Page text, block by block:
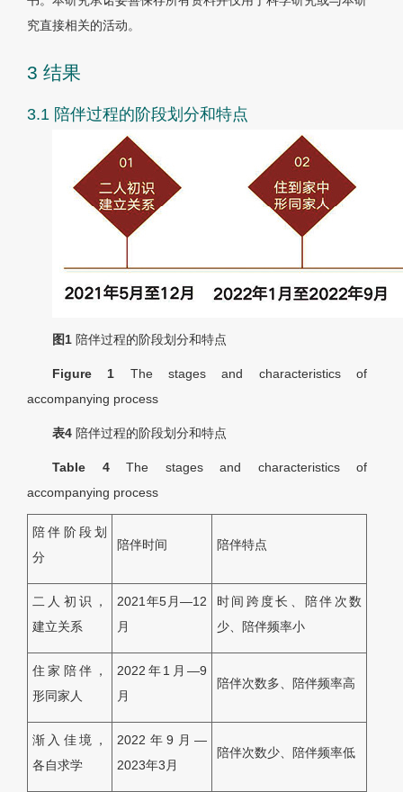
究直接相关的活动。
3 结果
3.1 陪伴过程的阶段划分和特点
图1 陪伴过程的阶段划分和特点
Figure 1 The stages and characteristics of
accompanying process
表4 陪伴过程的阶段划分和特点
Table 4 The stages and characteristics of
accompanying process
陪伴阶段划
分
陪伴时间 陪伴特点
二人初识，
建立关系
2021年5月—12
月
时间跨度长、陪伴次数
少、陪伴频率小
住家陪伴，
形同家人
2022年1月—9
月
陪伴次数多、陪伴频率高
渐入佳境，
各自求学
2022年9月—
2023年3月
陪伴次数少、陪伴频率低